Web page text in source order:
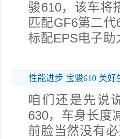
骏610，该车将
匹配GF6第二
标配EPS电子助
性能进步 宝骏610 美好
咱们还是先说
630，车身长度
前脸当然没有